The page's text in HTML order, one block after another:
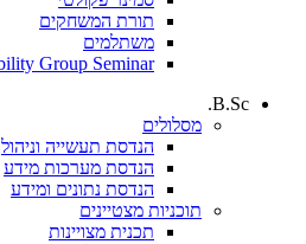
תורת המשחקים
משתלמים
Group Seminar
B.Sc.
מסלולים
הנדסת תעשייה וניהול
הנדסת מערכות מידע
הנדסת נתונים ומידע
תוכניות מצטיינים
תכנית מצויינות